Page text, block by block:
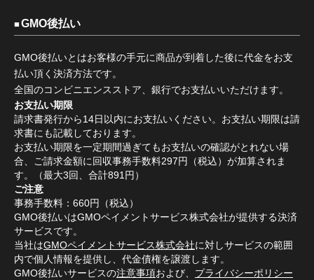
GMO後払い
GMO後払いとはお客様の手元に商品が到着した後に代金をお支
払い頂く決済方法です。
全国のコンビニエンスストア、銀行でお支払いいただけます。
お支払い期限
請求書発行から14日以内にお支払いください。お支払い期限は請
求書にも記載しております。
お支払い期限を一定期間過ぎてもお支払いの確認がとれない場
合、ご請求金額に回収事務手数料297円（税込）が加算されま
す。（最大3回、合計891円）
ご注意
事務手数料：660円（税込）
GMO後払いはGMOペイメントサービス株式会社が提供する決済
サービスです。
当社はGMOペイメントサービス株式会社に対しサービスの範囲
内で個人情報を提供し、代金債権を譲渡します。
GMO後払いサービスの注意事項および、 プライバシーポリシー